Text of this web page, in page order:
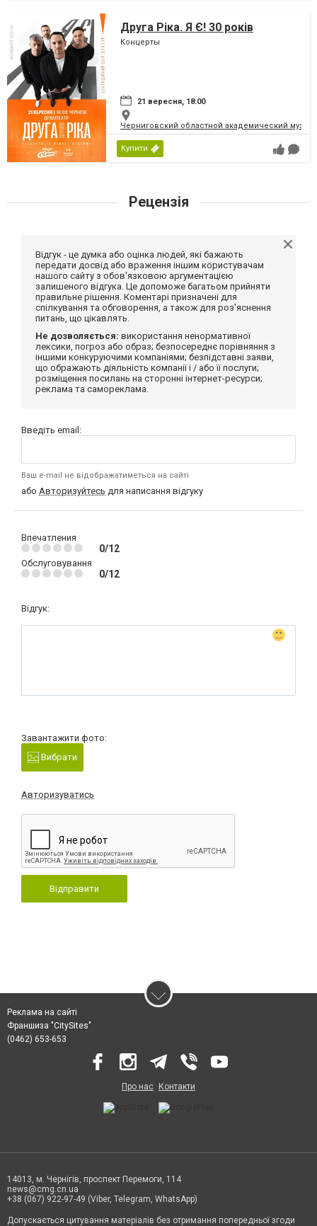
Друга Ріка. Я Є! 30 років
Концерты
21 вересня, 18:00
Черниговский областной академический
Купити
Рецензія
Відгук - це думка або оцінка людей, які бажають
передати досвід або враження іншим користувачам
нашого сайту з обов'язковою аргументацією
залишеного відгука. Це допоможе багатьом прийняти
правильне рішення. Коментарі призначені для
спілкування та обговорення, а також для роз'яснення
питань, що цікавлять.
Не дозволяється: використання ненормативної
лексики, погроз або образ; безпосереднє порівняння з
іншими конкуруючими компаніями; безпідставні заяви,
що ображають діяльність компанії і / або її послуги;
розміщення посилань на сторонні інтернет-ресурси;
реклама та самореклама.
Введіть email:
Ваш e-mail не відображатиметься на сайті
або Авторизуйтесь для написання відгуку
Впечатления
0/12
Обслуговування
0/12
Відгук:
Завантажити фото:
Вибрати
Авторизуватись
Відправити
Реклама на сайті
Франшиза "CitySites"
(0462) 653-653
Про нас Контакти
14013, м. Чернігів, проспект Перемоги, 114
news@cmg.cn.ua
+38 (067) 922-97-49 (Viber, Telegram, WhatsApp)
Допускається цитування матеріалів без отримання попередньої згоди